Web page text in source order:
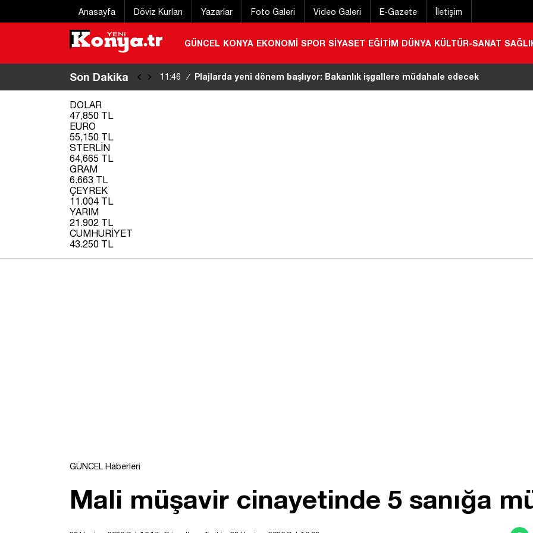
Anasayfa Döviz Kurları Yazarlar Foto Galeri Video Galeri E-Gazete İletişim
GÜNCEL KONYA EKONOMİ SPOR SİYASET EĞİTİM DÜNYA KÜLTÜR-SANAT
Son Dakika 11:13 / YKS tercihlerinde son gün yarın
DOLAR
47,850 TL
EURO
55,150 TL
STERLİN
64,665 TL
GRAM
6.663 TL
ÇEYREK
11.004 TL
YARIM
21.902 TL
CUMHURİYET
43.250 TL
GÜNCEL Haberleri
Mali müşavir cinayetinde 5 sanığa